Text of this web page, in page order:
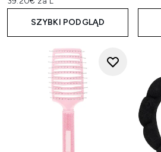
SZYBKI PODGLĄD